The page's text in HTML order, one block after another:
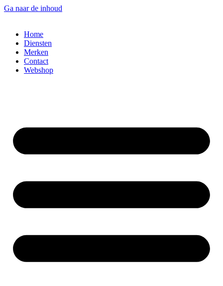
Ga naar de inhoud
Home
Diensten
Merken
Contact
Webshop